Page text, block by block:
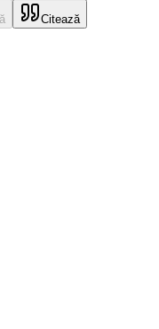
Citează